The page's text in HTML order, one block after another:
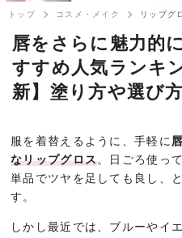
トップ コスメ・メイク
唇をさらに魅力的
すすめ人気ランキ
新】塗り方や選び
服を着替えるように、手軽に
なリップグロス。日ごろ使っ
単品でツヤを足しても良し、
す。
しかし最近では、ブルーやイ